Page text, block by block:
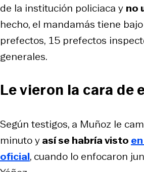
de la institución policiaca y no
hecho, el mandamás tiene
prefectos, 15 prefectos
generales.
Le vieron la cara de
Según testigos, a Muñoz le
minuto yasí se habría visto
oficial, cuando lo enfocaron